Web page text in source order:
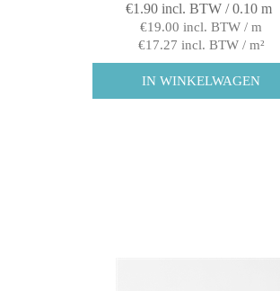
€1.90 incl. BTW / 0.10 m
€19.00 incl. BTW / m
€17.27 incl. BTW / m²